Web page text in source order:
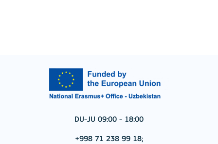
DU-JU 09:00 - 18:00
+998 71 238 99 18;